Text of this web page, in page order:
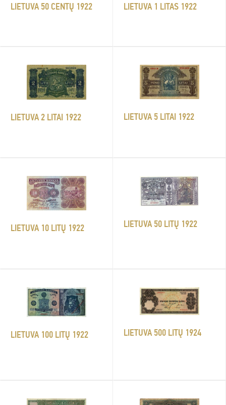
LIETUVA 50 CENTŲ 1922 LIETUVA 1 LITAS 1922
LIETUVA 2 LITAI 1922 LIETUVA 5 LITAI 1922
LIETUVA 10 LITŲ 1922 LIETUVA 50 LITŲ 1922
LIETUVA 100 LITŲ 1922 LIETUVA 500 LITŲ 1924